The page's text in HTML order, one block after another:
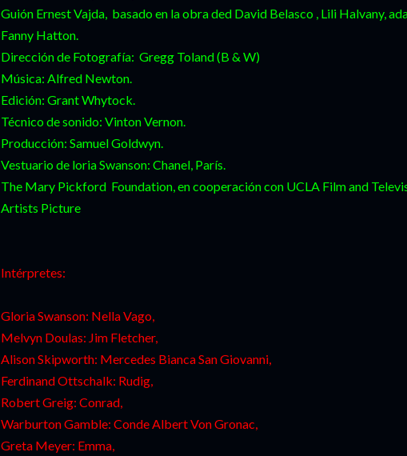
Guión Ernest Vajda, basado en la obra ded David Belasco , Lili Halvany,
Fanny Hatton.
Dirección de Fotografía: Gregg Toland (B & W)
Música: Alfred Newton.
Edición: Grant Whytock.
Técnico de sonido: Vinton Vernon.
Producción: Samuel Goldwyn.
Vestuario de loria Swanson: Chanel, París.
The Mary Pickford Foundation, en cooperación con UCLA Film and
Artists Picture
Intérpretes:
Gloria Swanson: Nella Vago,
Melvyn Doulas: Jim Fletcher,
Alison Skipworth: Mercedes Bianca San Giovanni,
Ferdinand Ottschalk: Rudig,
Robert Greig: Conrad,
Warburton Gamble: Conde Albert Von Gronac,
Greta Meyer: Emma,